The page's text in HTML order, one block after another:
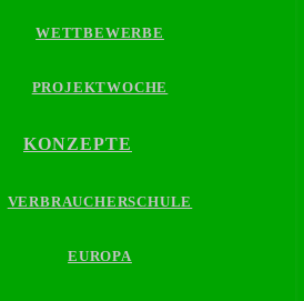
WETTBEWERBE
PROJEKTWOCHE
KONZEPTE
VERBRAUCHERSCHULE
EUROPA